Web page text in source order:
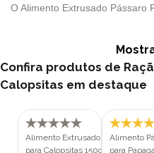
O Alimento Extrusado Pássaro
ingredientes selecionados,
alta qualidade e fácil digestão.
essenciais como A, E e D3,
fortalecimento do sistema
fundamental para a saúde
Confira produtos de
Calopsitas em destaque
Alimento Extrusado Pássaro Forte
para Calopsitas 150gr
Alimento
para